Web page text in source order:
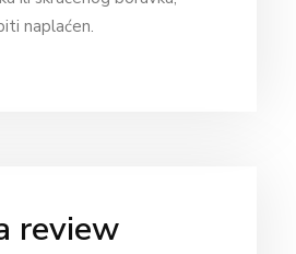
naplaćen.
review